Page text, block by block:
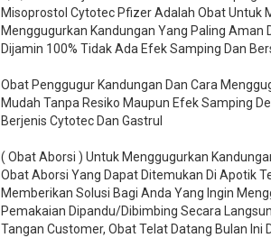
Misoprostol Cytotec Pfizer Adalah Obat Untuk
Menggugurkan Kandungan Yang Paling Aman
Dijamin 100% Tidak Ada Efek Samping Dan
Obat Penggugur Kandungan Dan Cara
Mudah Tanpa Resiko Maupun Efek Samping
Berjenis Cytotec Dan Gastrul
( Obat Aborsi ) Untuk Menggugurkan
Obat Aborsi Yang Dapat Ditemukan Di Apotik
Memberikan Solusi Bagi Anda Yang Ingin
Pemakaian Dipandu/Dibimbing Secara
Tangan Customer, Obat Telat Datang Bulan Ini